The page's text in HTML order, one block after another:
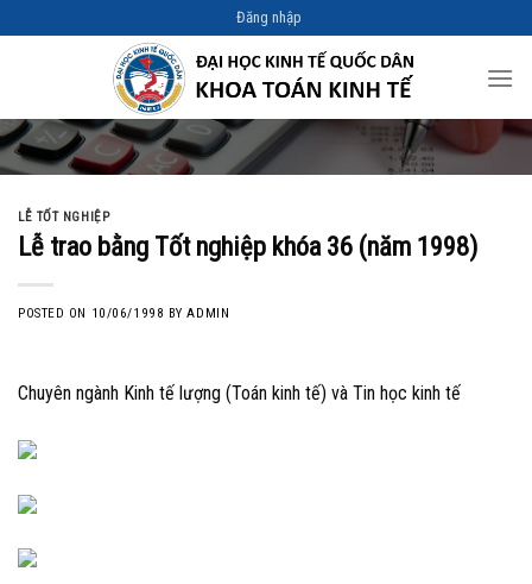
to
Đăng nhập
LỄ TỐT NGHIỆP
Lễ trao bằng Tốt nghiệp khóa 36 (năm 1998)
POSTED ON 10/06/1998 BYADMIN
Chuyên ngành Kinh tế lượng (Toán kinh tế) và Tin học kinh tế